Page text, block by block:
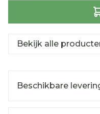
Bekijk alle
Beschikbare